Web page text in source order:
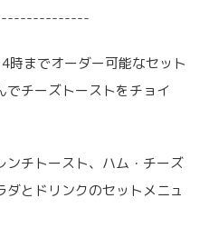
時までオーダー可能なセット
でチーズトーストをチョイ
ンチトースト、ハム・チーズ
とドリンクのセットメニュ